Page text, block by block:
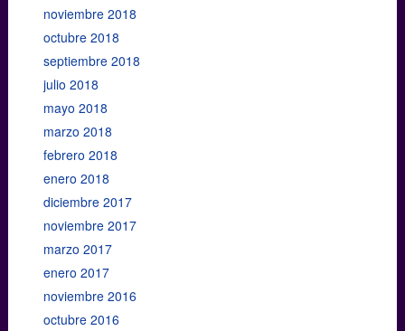
noviembre 2018
octubre 2018
septiembre 2018
julio 2018
mayo 2018
marzo 2018
febrero 2018
enero 2018
diciembre 2017
noviembre 2017
marzo 2017
enero 2017
noviembre 2016
octubre 2016